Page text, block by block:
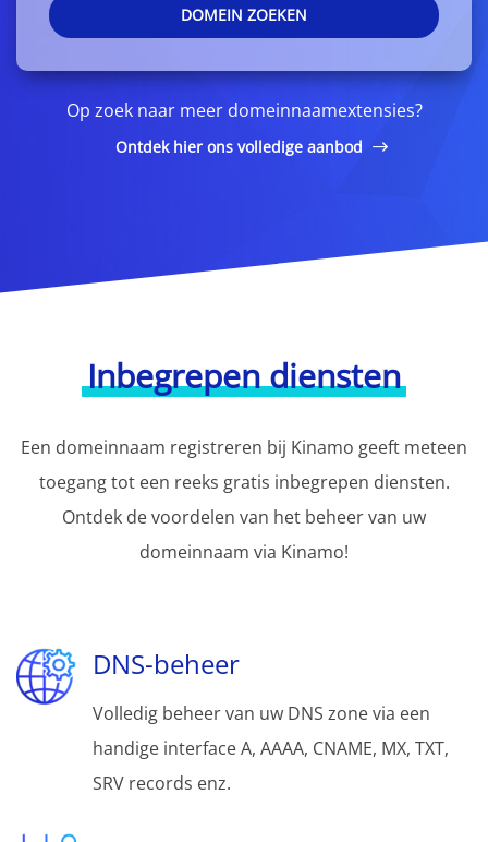
DOMEIN ZOEKEN
Op zoek naar meer domeinnaamextensies?
Ontdek hier ons volledige aanbod
Inbegrepen diensten
Een domeinnaam registreren bij Kinamo geeft meteen
toegang tot een reeks gratis inbegrepen diensten.
Ontdek de voordelen van het beheer van uw
domeinnaam via Kinamo!
DNS-beheer
Volledig beheer van uw DNS zone via een
handige interface A, AAAA, CNAME, MX, TXT,
SRV records enz.